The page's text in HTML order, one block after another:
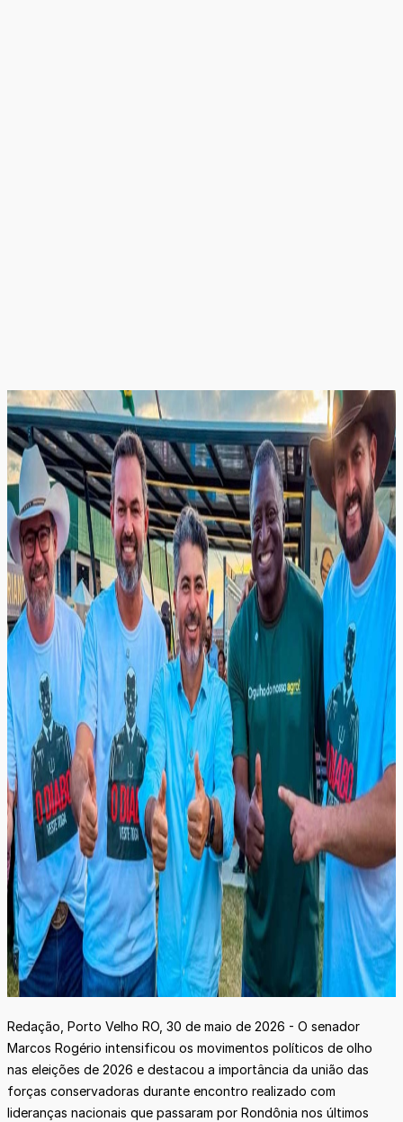
Redação, Porto Velho RO, 30 de maio de 2026 - O senador
Marcos Rogério intensificou os movimentos políticos de olho
nas eleições de 2026 e destacou a importância da união das
forças conservadoras durante encontro realizado com
lideranças nacionais que passaram por Rondônia nos últimos